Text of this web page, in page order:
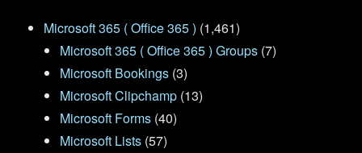
Microsoft 365 ( Office 365 ) (1,461)
Microsoft 365 ( Office 365 ) Groups (7)
Microsoft Bookings (3)
Microsoft Clipchamp (13)
Microsoft Forms (40)
Microsoft Lists (57)